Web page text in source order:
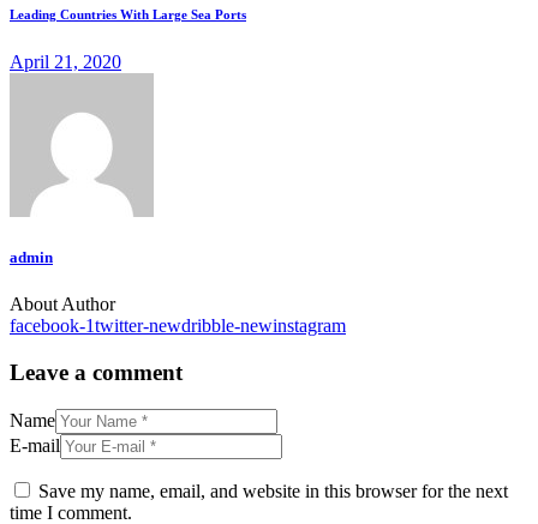
Leading Countries With Large Sea Ports
April 21, 2020
admin
About Author
facebook-1twitter-newdribble-newinstagram
Leave a comment
Name
E-mail
Save my name, email, and website in this browser for the next
time I comment.